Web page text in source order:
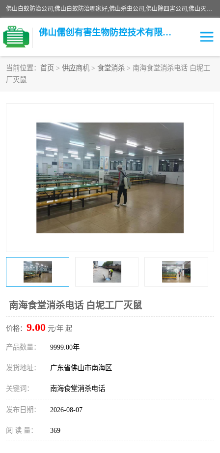
佛山白蚁防治公司,佛山白蚁防治哪家好,佛山杀虫公司,佛山除四害公司,佛山灭白蚁公司,佛山白蚁防治佛山儒创有害生物防治有限公司是一家佛山杀虫公司、佛山除四害公司、佛山灭白蚁公司、佛山白蚁防治公司，让您远离虫害困扰。要问佛山白蚁防治哪家好？佛山儒创有害生物防治有限公司全佛山、广州，正规公司，上门勘查，可靠，售后有保障。
佛山儒创有害生物防控技术有限公司
当前位置： 首页 > 供应商机 > 食堂消杀 > 南海食堂消杀电话 白坭工
厂灭鼠
南海食堂消杀电话 白坭工厂灭鼠
价格： 9.00 元/年 起
产品数量： 9999.00年
发货地址： 广东省佛山市南海区
关键词： 南海食堂消杀电话
发布日期： 2026-08-07
阅 读 量： 369
白蚁消杀
除四害
校园消杀 园区消杀
害虫防治